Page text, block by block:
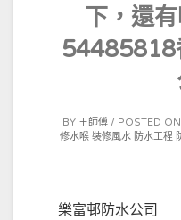
下，還
54485818
BY 王師傅 POSTED ON
修水喉 裝修風水 防水工程
樂富邨防水公司